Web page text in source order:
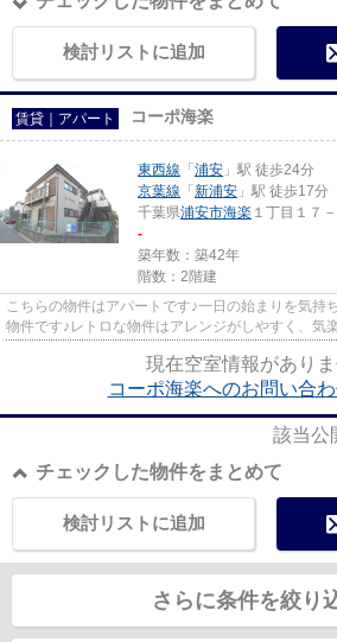
検討リストに追加
賃貸｜アパート コーポ海楽
東西線 「 浦安 」駅 徒歩24分
京葉線 「 新浦安 」駅 徒歩17分
千葉県浦安市海楽 １丁目１７
-
築年数：築42年
階数：2階建
こちらの物件はアパートです♪一日の始まりを気持
物件です♪レトロな物件はアレンジがしやすく、気
現在空室情報がありま
コーポ海楽へのお問い合
該当公
チェックした物件をまとめて
検討リストに追加
さらに条件を絞り